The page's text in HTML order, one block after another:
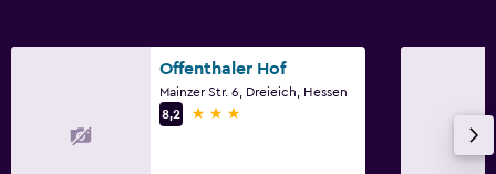
Offenthaler Hof
Mainzer Str. 6, Dreieich, Hessen
8,2
3 estrellas